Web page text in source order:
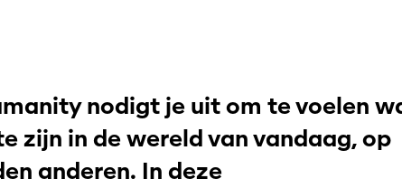
nodigt je uit om te voelen
zijn in de wereld van vandaag, op
anderen. In deze